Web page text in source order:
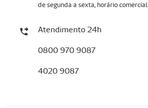
de segunda a sexta, horário comercial
Atendimento 24h
0800 970 9087
4020 9087